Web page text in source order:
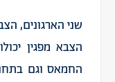
שני הארגונים,
הצבא מפגין
החמאס וגם